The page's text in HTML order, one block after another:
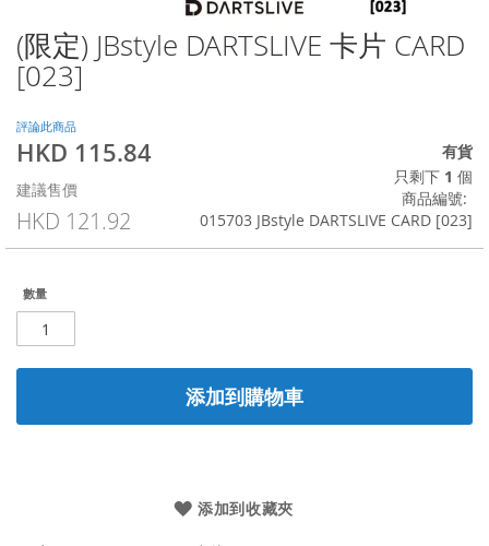
(限定) JBstyle DARTSLIVE 卡片 CARD
[023]
評論此商品
特
價
格
HKD 115.84
建議售價
HKD 121.92
有貨
只剩下 1 個
商品編號
015703 JBstyle DARTSLIVE CARD [023]
數量
添加到購物車
添加到收藏夾
Skip
to
the
of
the
gallery